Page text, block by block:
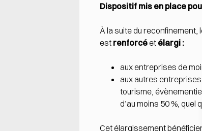
Dispositif mis en place
À la suite du reconfinement,
est renforcéet élargi :
aux entreprises de
aux autres
tourisme,
d’au moins 50 %, quel
Cet élargissement